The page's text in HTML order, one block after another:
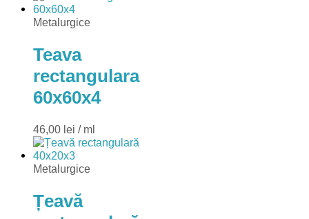
Metalurgice
Teava
rectangulara
60x60x4
46,00 lei / ml
Metalurgice
Țeavă